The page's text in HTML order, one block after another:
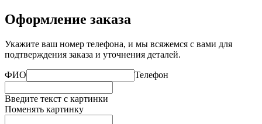
Оформление заказа
Укажите ваш номер телефона, и мы всяжемся с вами для
подтверждения заказа и уточнения деталей.
ФИО Телефон
Введите текст с картинки
Поменять картинку